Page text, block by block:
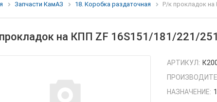
Запчасти КамАЗ 18. Коробка раздаточная Р/к прокладок на
на КПП ZF 16S151/181/221/
АРТИКУЛ:
НАЗНАЧЕНИЕ: